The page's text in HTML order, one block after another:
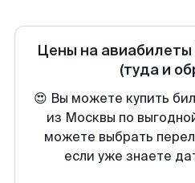
Цены на авиабилеты
(туда и
😍 Вы можете купить
из Москвы по
можете выбрать
если уже знаете